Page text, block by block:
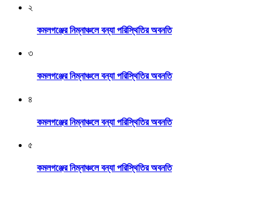
২
কমলগঞ্জের নিম্নাঞ্চলে বন্যা পরিস্থিতির অবনতি
৩
কমলগঞ্জের নিম্নাঞ্চলে বন্যা পরিস্থিতির অবনতি
৪
কমলগঞ্জের নিম্নাঞ্চলে বন্যা পরিস্থিতির অবনতি
৫
কমলগঞ্জের নিম্নাঞ্চলে বন্যা পরিস্থিতির অবনতি